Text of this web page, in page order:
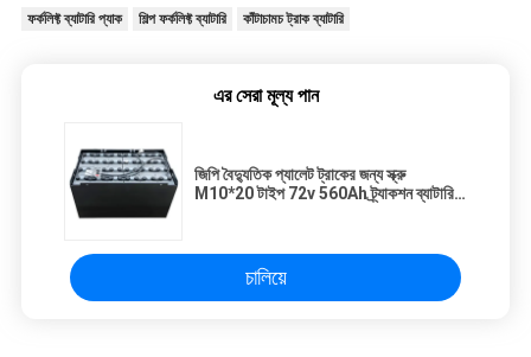
ফর্কলিফ্ট ব্যাটারি প্যাক শিল্প ফর্কলিফ্ট ব্যাটারি কাঁটাচামচ ট্রাক ব্যাটারি
এর সেরা মূল্য পান
জিপি বৈদ্যুতিক প্যালেট ট্রাকের জন্য স্ক্রু
M10*20 টাইপ 72v 560Ah ট্র্যাকশন ব্যাটারি
চালিয়ে